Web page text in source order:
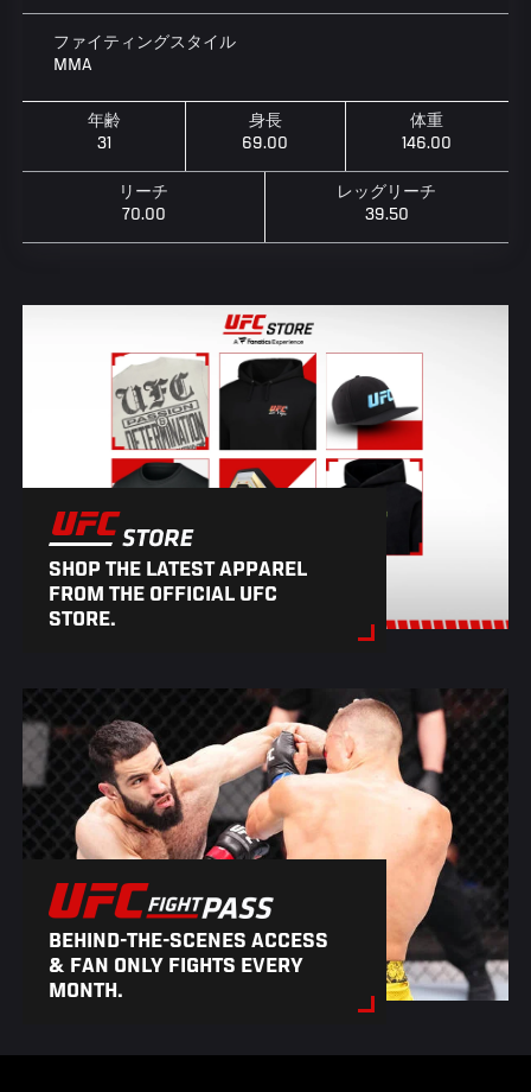
ファイティングスタイル
MMA
年齢
31
身長
69.00
体重
146.00
リーチ
70.00
レッグリーチ
39.50
SHOP THE LATEST APPAREL
FROM THE OFFICIAL UFC
STORE.
BEHIND-THE-SCENES ACCESS
& FAN ONLY FIGHTS EVERY
MONTH.